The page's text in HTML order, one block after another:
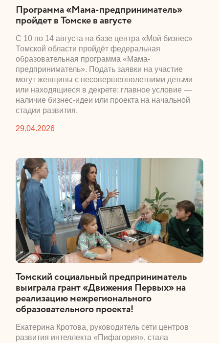
​Программа «Мама-предприниматель»
пройдет в Томске в августе
​С 10 по 14 августа на базе центра «Мой бизнес»
Томской области пройдёт федеральная
образовательная программа «Мама-
предприниматель». Подать заявки на участие
могут женщины с несовершеннолетними детьми
или находящиеся в декрете; главное условие —
наличие бизнес-идеи или проекта на начальной
стадии развития.
29.04.2026
​Томский социальный предприниматель
выиграла грант «Движения Первых» на
реализацию межрегионального
образовательного проекта!
​Екатерина Кротова, руководитель сети центров
развития интеллекта «Пифагория», стала